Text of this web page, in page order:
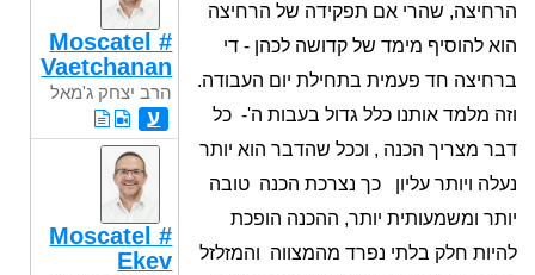
הרחיצה, שהרי אם תפקידה של הרחיצה
הוא להוסיף מימד של קדושה לכהן - די
ברחיצה חד פעמית בתחילת יום העבודה.
וזה מלמד אותנו כלל גדול בעבות ה'- כל
דבר מצריך הכנה , וככל שהדבר הוא יותר
נעלה ויותר עליון כך נצרכת הכנה טובה
יותר ומשמעותית יותר, ההכנה הופכת
להיות חלק בלתי נפרד מהמצווה והמזלזל
Moscatel #
Vaetchanan
הרב יצחק ג'מאל
ע
Moscatel #
Ekev